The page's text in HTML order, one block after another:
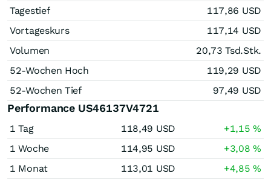
Tagestief
117,86 USD
Vortageskurs
117,14 USD
Volumen
20,73 Tsd.Stk.
52-Wochen Hoch
119,29 USD
52-Wochen Tief
97,49 USD
Performance US46137V4721
1 Tag 118,49 USD +1,15%
1 Woche
114,95 USD +3,08%
1 Monat
113,01 USD +4,85%